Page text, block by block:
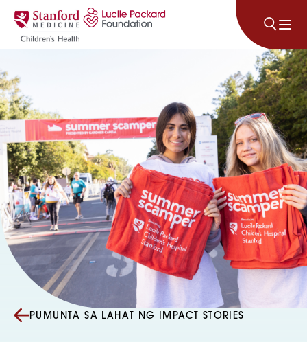
Lumaktaw sa nilalaman
PUMUNTA SA LAHAT NG IMPACT STORIES